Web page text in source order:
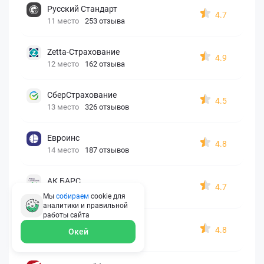
Русский Стандарт
11 место 253 отзыва
4.7
Zetta-Страхование
12 место 162 отзыва
4.9
СберСтрахование
13 место 326 отзывов
4.5
Евроинс
14 место 187 отзывов
4.8
АК БАРС
15 место 210 отзывов
4.7
16 место 146 отзывов
4.8
Мы собираем cookie для
аналитики и правильной
работы сайта
Окей